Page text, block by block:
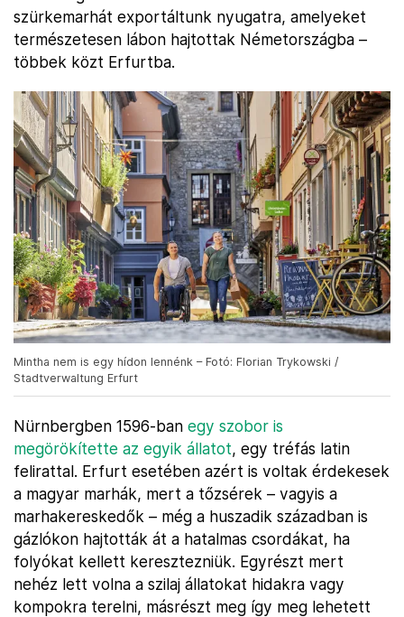
szürkemarhát exportáltunk nyugatra, amelyeket
természetesen lábon hajtottak Németországba –
többek közt Erfurtba.
Mintha nem is egy hídon lennénk – Fotó: Florian Trykowski /
Stadtverwaltung Erfurt
Nürnbergben 1596-ban egy szobor is
megörökítette az egyik állatot, egy tréfás latin
felirattal. Erfurt esetében azért is voltak érdekesek
a magyar marhák, mert a tőzsérek – vagyis a
marhakereskedők – még a huszadik században is
gázlókon hajtották át a hatalmas csordákat, ha
folyókat kellett keresztezniük. Egyrészt mert
nehéz lett volna a szilaj állatokat hidakra vagy
kompokra terelni, másrészt meg így meg lehetett